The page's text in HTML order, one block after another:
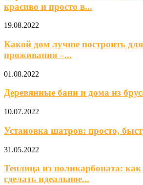
красиво и просто в...
19.08.2022
Какой дом лучше построить для
проживания –...
01.08.2022
Деревянные бани и дома из
10.07.2022
Установка шатров: просто,
31.05.2022
Теплица из поликарбоната:
сделать идеальное...